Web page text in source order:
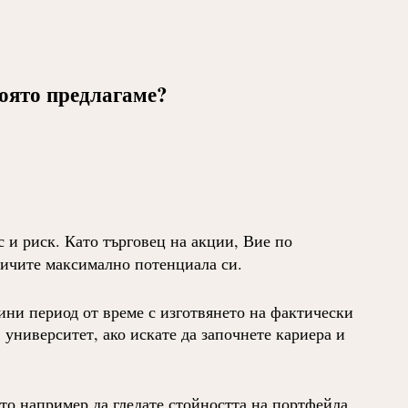
предлагаме?
и риск. Като търговец на акции, Вие по
максимално потенциала си.
период от време с изготвянето на фактически
ако искате да започнете кариера и
например да гледате стойността на портфейла